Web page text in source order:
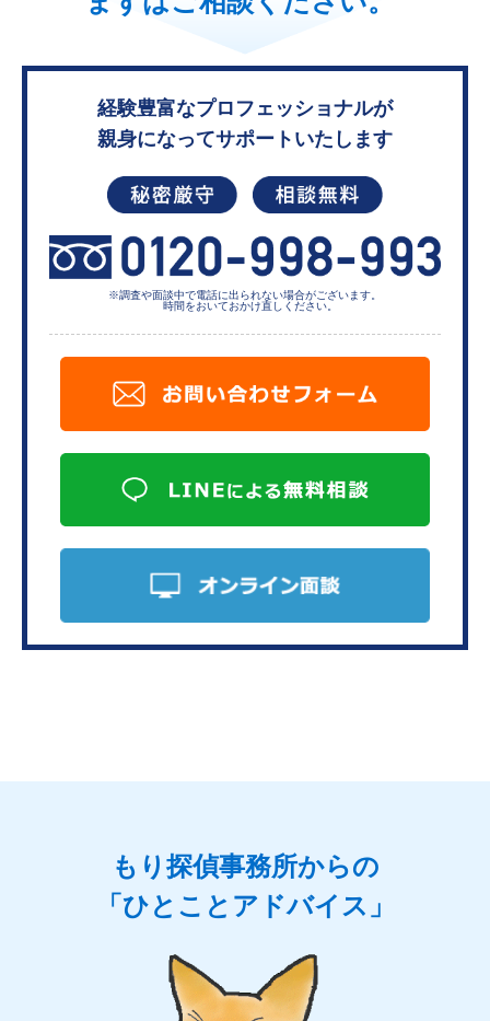
経験豊富なプロフェッショナルが
親身になってサポートいたします
※調査や面談中で電話に出られない場合がございます。
時間をおいておかけ直しください。
もり探偵事務所からの
「ひとことアドバイス」